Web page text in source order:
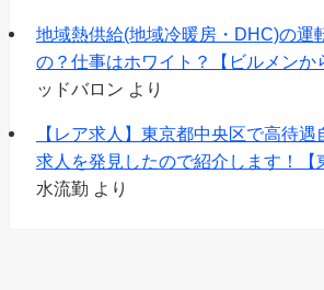
地域熱供給(地域冷暖房・DHC)の運
の？仕事はホワイト？【ビルメンか
ッドバロン より
【レア求人】東京都中央区で高待
求人を発見したので紹介します！【
水流勤 より